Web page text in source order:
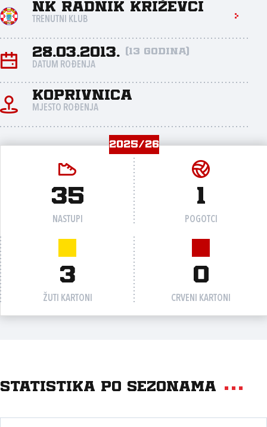
NK Radnik Križevci
TRENUTNI KLUB
28.03.2013. (13 godina)
DATUM ROĐENJA
Koprivnica
MJESTO ROĐENJA
2025/26
35
NASTUPI
1
POGOTCI
3
ŽUTI KARTONI
0
CRVENI KARTONI
Statistika po sezonama